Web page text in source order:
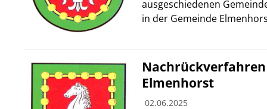
ausgeschiedenen
in der Gemeinde
Nachrückverfahren
Elmenhorst
02.06.2025